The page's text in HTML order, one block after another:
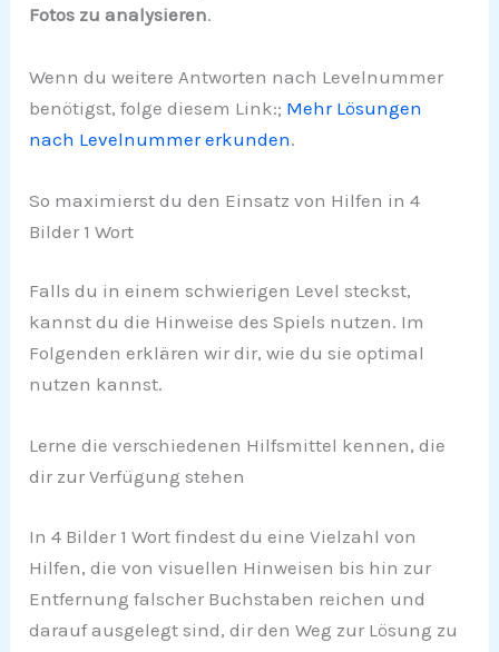
Fotos zu analysieren.
Wenn du weitere Antworten nach Levelnummer
benötigst, folge diesem Link:; Mehr Lösungen
nach Levelnummer erkunden.
So maximierst du den Einsatz von Hilfen in 4
Bilder 1 Wort
Falls du in einem schwierigen Level steckst,
kannst du die Hinweise des Spiels nutzen. Im
Folgenden erklären wir dir, wie du sie optimal
nutzen kannst.
Lerne die verschiedenen Hilfsmittel kennen, die
dir zur Verfügung stehen
In 4 Bilder 1 Wort findest du eine Vielzahl von
Hilfen, die von visuellen Hinweisen bis hin zur
Entfernung falscher Buchstaben reichen und
darauf ausgelegt sind, dir den Weg zur Lösung zu